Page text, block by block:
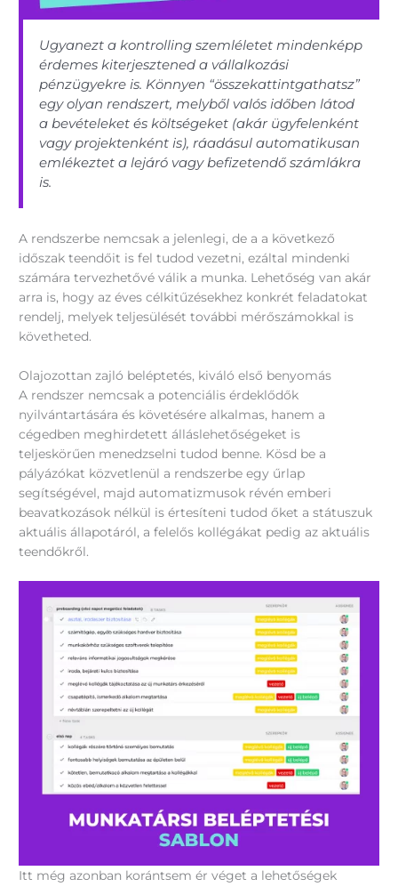
Ugyanezt a kontrolling szemléletet mindenképp
érdemes kiterjesztened a vállalkozási
pénzügyekre is. Könnyen “összekattintgathatsz”
egy olyan rendszert, melyből valós időben látod
a bevételeket és költségeket (akár ügyfelenként
vagy projektenként is), ráadásul automatikusan
emlékeztet a lejáró vagy befizetendő számlákra
is.
A rendszerbe nemcsak a jelenlegi, de a a következő
időszak teendőit is fel tudod vezetni, ezáltal mindenki
számára tervezhetővé válik a munka. Lehetőség van akár
arra is, hogy az éves célkitűzésekhez konkrét feladatokat
rendelj, melyek teljesülését további mérőszámokkal is
követheted.
Olajozottan zajló beléptetés, kiváló első benyomás
A rendszer nemcsak a potenciális érdeklődők
nyilvántartására és követésére alkalmas, hanem a
cégedben meghirdetett álláslehetőségeket is
teljeskörűen menedzselni tudod benne. Kösd be a
pályázókat közvetlenül a rendszerbe egy űrlap
segítségével, majd automatizmusok révén emberi
beavatkozások nélkül is értesíteni tudod őket a státuszuk
aktuális állapotáról, a felelős kollégákat pedig az aktuális
teendőkről.
Itt még azonban korántsem ér véget a lehetőségek